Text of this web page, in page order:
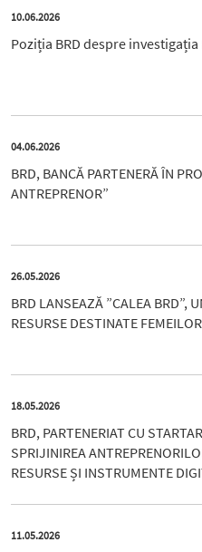
10.06.2026
Poziția BRD despre investigația
04.06.2026
BRD, BANCĂ PARTENERĂ ÎN
ANTREPRENOR”
26.05.2026
BRD LANSEAZĂ ”CALEA BRD”,
RESURSE DESTINATE
18.05.2026
BRD, PARTENERIAT CU
SPRIJINIREA
RESURSE ȘI INSTRUMENTE
11.05.2026